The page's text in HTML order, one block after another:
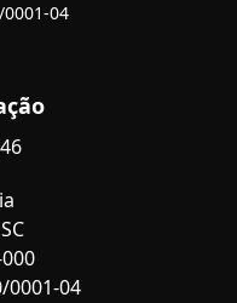
0001-04
0001-04